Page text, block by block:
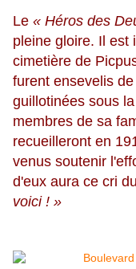
Le « Héros des
pleine gloire. Il est
cimetière de
furent ensevelis
guillotinées sous
membres de sa
recueilleront en
venus soutenir
d'eux aura ce cri
voici ! »